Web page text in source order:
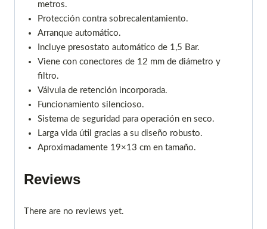
metros.
Protección contra sobrecalentamiento.
Arranque automático.
Incluye presostato automático de 1,5 Bar.
Viene con conectores de 12 mm de diámetro y
filtro.
Válvula de retención incorporada.
Funcionamiento silencioso.
Sistema de seguridad para operación en seco.
Larga vida útil gracias a su diseño robusto.
Aproximadamente 19×13 cm en tamaño.
Reviews
There are no reviews yet.